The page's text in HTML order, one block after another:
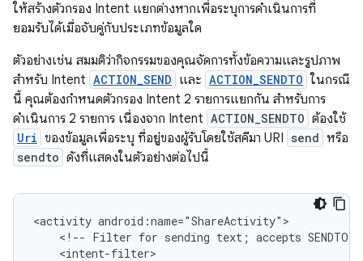
ให้สร้างตัวกรอง Intent แยกต่างหากเพื่อระบุการดำเนินการที่
ยอมรับได้เมื่อจับคู่กับประเภทข้อมูลใด
ตัวอย่างเช่น สมมติว่ากิจกรรมของคุณจัดการทั้งข้อความและรูปภาพ
สำหรับ Intent ACTION_SEND และ ACTION_SENDTO ในกรณี
นี้ คุณต้องกำหนดตัวกรอง Intent 2 รายการแยกกัน สำหรับการ
ดำเนินการ 2 รายการ เนื่องจาก Intent ACTION_SENDTO ต้องใช้
Uri ของข้อมูลเพื่อระบุ ที่อยู่ของผู้รับโดยใช้สคีมา URI send หรือ
sendto ดังที่แสดงในตัวอย่างต่อไปนี้
<activity
<!-- Filter for sending text; accepts SENDTO